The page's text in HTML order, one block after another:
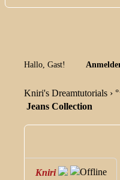
Hallo, Gast!
Kniri's Dreamtutorials ›
Jeans Collection
Kniri